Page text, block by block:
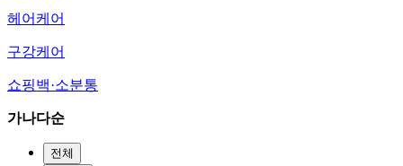
헤어케어
구강케어
쇼핑백·소분통
가나다순
전체